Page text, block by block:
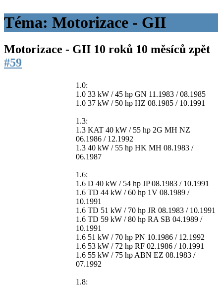
Téma: Motorizace - GII
Motorizace - GII 10 roků 10 měsíců zpět
#59
1.0:
1.0 33 kW / 45 hp GN 11.1983 / 08.1985
1.0 37 kW / 50 hp HZ 08.1985 / 10.1991
1.3:
1.3 KAT 40 kW / 55 hp 2G MH NZ
06.1986 / 12.1992
1.3 40 kW / 55 hp HK MH 08.1983 /
06.1987
1.6:
1.6 D 40 kW / 54 hp JP 08.1983 / 10.1991
1.6 TD 44 kW / 60 hp 1V 08.1989 /
10.1991
1.6 TD 51 kW / 70 hp JR 08.1983 / 10.1991
1.6 TD 59 kW / 80 hp RA SB 04.1989 /
10.1991
1.6 51 kW / 70 hp PN 10.1986 / 12.1992
1.6 53 kW / 72 hp RF 02.1986 / 10.1991
1.6 55 kW / 75 hp ABN EZ 08.1983 /
07.1992
1.8: